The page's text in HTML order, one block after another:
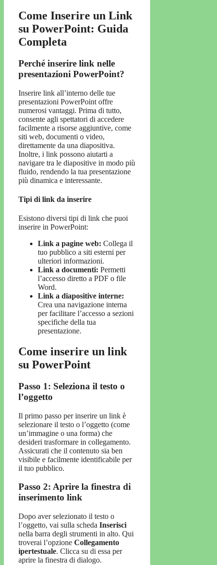
Come Inserire un Link
su PowerPoint: Guida
Completa
Perché inserire link nelle
presentazioni PowerPoint?
Inserire link all’interno delle tue
presentazioni PowerPoint offre
numerosi vantaggi. Prima di tutto,
consente agli spettatori di accedere
facilmente a risorse aggiuntive, come
siti web, documenti o video,
direttamente da una diapositiva.
Inoltre, i link possono aiutarti a
navigare tra le diapositive in modo più
fluido, rendendo la tua presentazione
più dinamica e interessante.
Tipi di link da inserire
Esistono diversi tipi di link che puoi
inserire in PowerPoint:
Link a pagine web: Collega il
tuo pubblico a siti esterni per
ulteriori informazioni.
Link a documenti: Permetti
l’accesso diretto a PDF o file
Word.
Link a diapositive interne:
Crea una navigazione interna
per facilitare l’accesso a sezioni
specifiche della tua
presentazione.
Come inserire un link
su PowerPoint
Passo 1: Seleziona il testo o
l’oggetto
Il primo passo per inserire un link è
selezionare il testo o l’oggetto (come
un’immagine o una forma) che
desideri trasformare in collegamento.
Assicurati che il contenuto sia ben
visibile e facilmente identificabile per
il tuo pubblico.
Passo 2: Aprire la finestra di
inserimento link
Dopo aver selezionato il testo o
l’oggetto, vai sulla scheda Inserisci
nella barra degli strumenti in alto. Qui
troverai l’opzione Collegamento
ipertestuale. Clicca su di essa per
aprire la finestra di dialogo.